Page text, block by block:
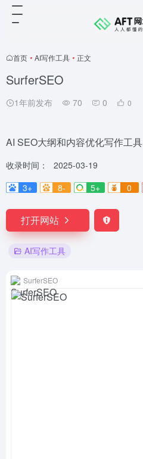
首页 • AI写作工具 • 正文
SurferSEO
1年前发布 70 0 0
AI SEO大纲和内容优化写作工具
收录时间：
2025-03-19
3+
8- 5+ 0
打开网站
AI写作工具
SurferSEO